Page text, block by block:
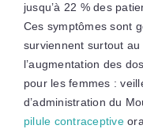
jusqu’à 22 % des
Ces symptômes sont
surviennent surtout
l’augmentation des
pour les femmes :
d’administration du
pilule contraceptive